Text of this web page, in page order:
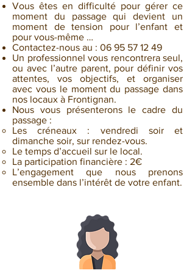
Vous êtes en difficulté pour gérer ce
moment du passage qui devient un
moment de tension pour l’enfant et
pour vous-même …
Contactez-nous au : 06 95 57 12 49
Un professionnel vous rencontrera seul,
ou avec l’autre parent, pour définir vos
attentes, vos objectifs, et organiser
avec vous le moment du passage dans
nos locaux à Frontignan.
Nous vous présenterons le cadre du
passage :
Les créneaux : vendredi soir et
dimanche soir, sur rendez-vous.
Le temps d’accueil sur le local.
La participation financière : 2€
L’engagement que nous prenons
ensemble dans l’intérêt de votre enfant.